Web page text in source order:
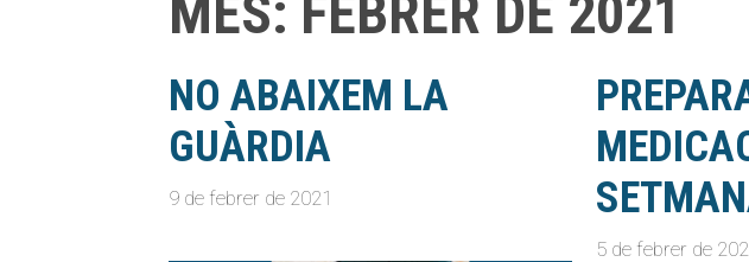
MES: FEBRER DE 2021
NO ABAIXEM LA
GUÀRDIA
9 de febrer de 2021
5 de febrer de